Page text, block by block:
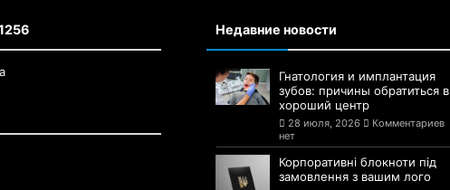
Недавние новости
Гнатология и имплантация
зубов: причины обратиться в
хороший центр
28 июля, 2026
Комментариев
нет
Корпоративні блокноти під
замовлення з вашим лого